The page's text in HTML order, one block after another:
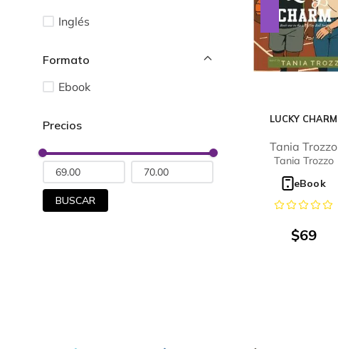
Inglés
Ebook
BUSCAR
LUCKY CHARM
Tania Trozzo
Tania Trozzo
eBook
$69